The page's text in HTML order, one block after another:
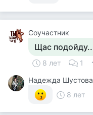
Соучастник
Щас
8 лет 1
Надежда Шустова
8 лет